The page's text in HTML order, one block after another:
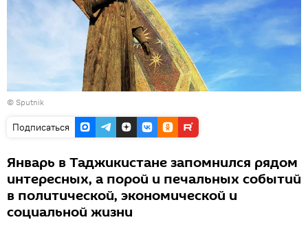
© Sputnik
Подписаться
Январь в Таджикистане запомнился рядом
интересных, а порой и печальных событий
в политической, экономической и
социальной жизни